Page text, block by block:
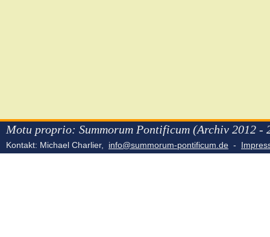
Motu proprio: Summorum Pontificum (Archiv 2012 -
Kontakt: Michael Charlier, info@summorum-pontificum.de -